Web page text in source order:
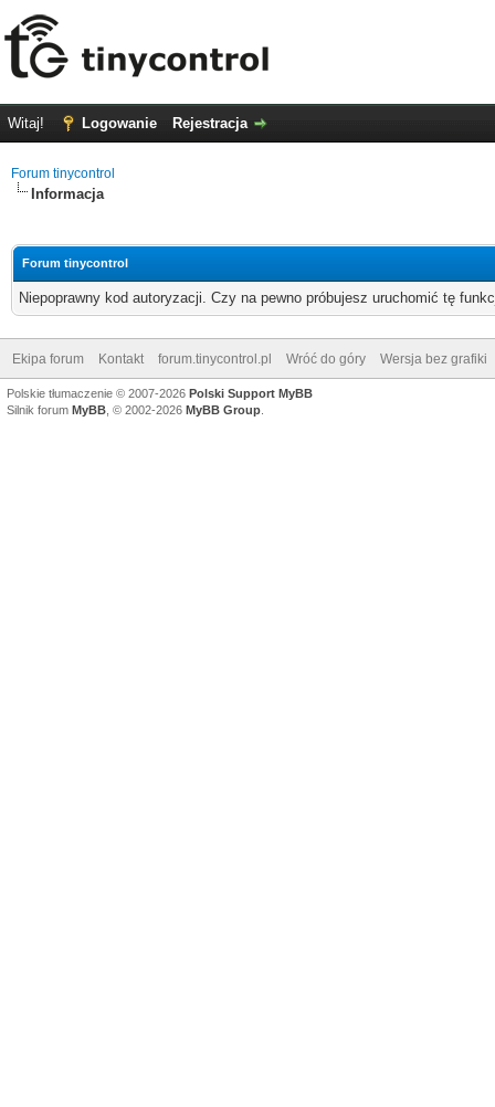
Witaj! Logowanie Rejestracja
Forum tinycontrol
Informacja
Forum tinycontrol
Niepoprawny kod autoryzacji. Czy na pewno próbujesz uruchomić tę
Ekipa forum Kontakt forum.tinycontrol.pl Wróć do góry Wersja bez grafiki
Polskie tłumaczenie © 2007-2026 Polski Support MyBB
Silnik forum MyBB , © 2002-2026 MyBB Group